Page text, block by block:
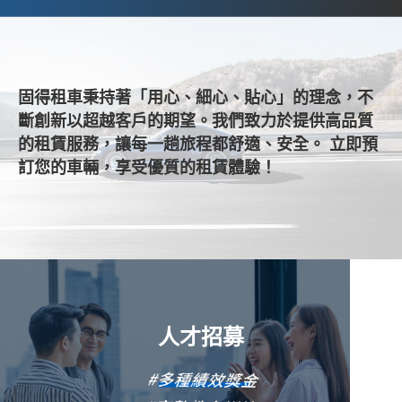
固得租車秉持著「用心、細心、貼心」的理念，不
斷創新以超越客戶的期望。我們致力於提供高品質
的租賃服務，讓每一趟旅程都舒適、安全。 立即預
訂您的車輛，享受優質的租賃體驗！
人才招募